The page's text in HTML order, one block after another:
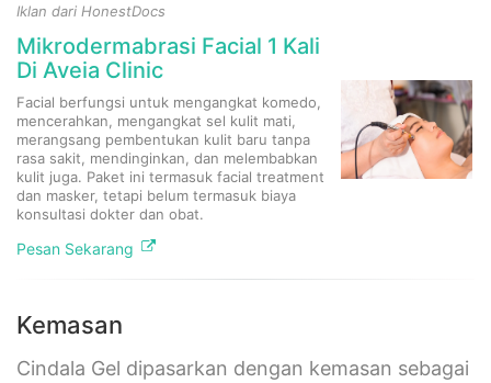
Iklan dari HonestDocs
Mikrodermabrasi Facial 1 Kali
Di Aveia Clinic
Facial berfungsi untuk mengangkat komedo,
mencerahkan, mengangkat sel kulit mati,
merangsang pembentukan kulit baru tanpa
rasa sakit, mendinginkan, dan melembabkan
kulit juga. Paket ini termasuk facial treatment
dan masker, tetapi belum termasuk biaya
konsultasi dokter dan obat.​
Pesan Sekarang
Kemasan
Cindala Gel dipasarkan dengan kemasan sebagai